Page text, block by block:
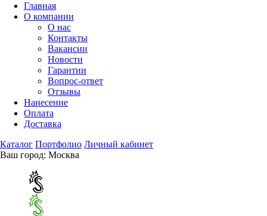
Главная
О компании
О нас
Контакты
Вакансии
Новости
Гарантии
Вопрос-ответ
Отзывы
Нанесение
Оплата
Доставка
Каталог Портфолио Личный кабинет
Ваш город: Москва